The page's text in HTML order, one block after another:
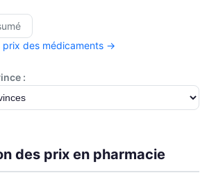
prix des médicaments →
:
des prix en pharmacie